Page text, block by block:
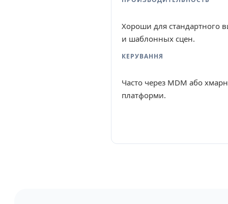
Хороши для стандартного
и шаблонных сцен.
КЕРУВАННЯ
Часто через MDM або
платформи.